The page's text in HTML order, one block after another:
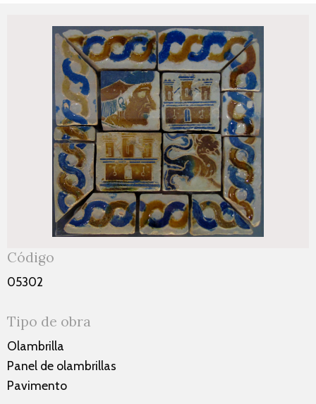
Código
05302
Tipo de obra
Olambrilla
Panel de olambrillas
Pavimento